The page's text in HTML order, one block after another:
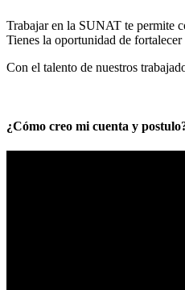
Trabajar en la SUNAT te permite
Tienes la oportunidad de
Con el talento de nuestros
¿Cómo creo mi cuenta y